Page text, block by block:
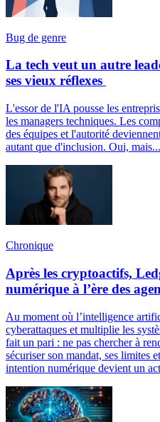
Bug de genre
La tech veut un autre
ses vieux réflexes
L'essor de l'IA pousse les
les managers techniques. Les
des équipes et l'autorité
autant que d'inclusion. Oui, mais...
Chronique
Après les cryptoactifs,
numérique à l’ère des
Au moment où l’intelligence
cyberattaques et multiplie les
fait un pari : ne pas chercher à
sécuriser son mandat, ses limites
intention numérique devient un